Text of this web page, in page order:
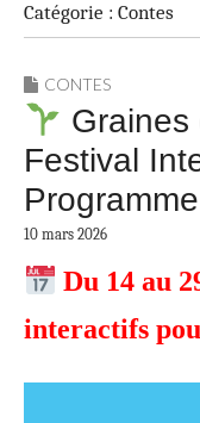
Catégorie : Contes
CONTES
Graines
Festival
Programme
10 mars 2026
Du 14 au
interactifs